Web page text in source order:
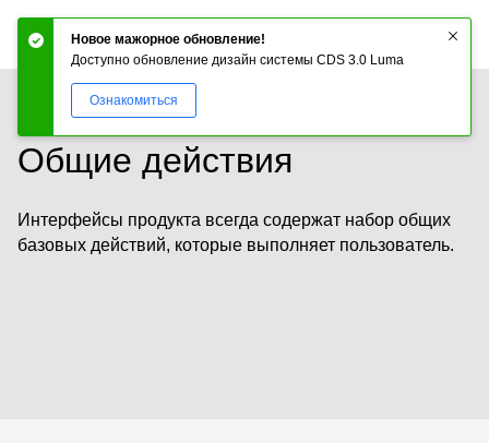
Общие действия
Интерфейсы продукта всегда содержат набор общих
базовых действий, которые выполняет пользователь.
Новое мажорное обновление!
Доступно обновление дизайн системы CDS 3.0 Luma
Ознакомиться